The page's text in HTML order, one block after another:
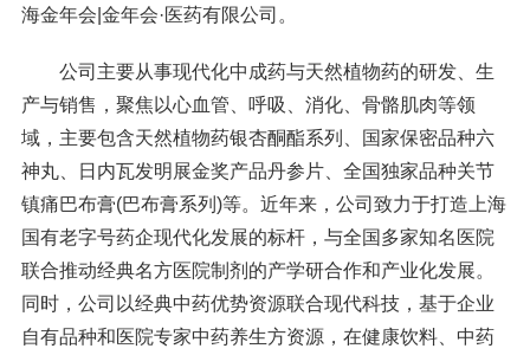
海金年会|金年会·医药有限公司。
公司主要从事现代化中成药与天然植物药的研发、生
产与销售，聚焦以心血管、呼吸、消化、骨骼肌肉等领
域，主要包含天然植物药银杏酮酯系列、国家保密品种六
神丸、日内瓦发明展金奖产品丹参片、全国独家品种关节
镇痛巴布膏(巴布膏系列)等。近年来，公司致力于打造上海
国有老字号药企现代化发展的标杆，与全国多家知名医院
联合推动经典名方医院制剂的产学研合作和产业化发展。
同时，公司以经典中药优势资源联合现代科技，基于企业
自有品种和医院专家中药养生方资源，在健康饮料、中药